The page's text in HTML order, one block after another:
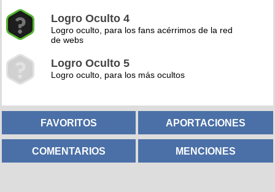
Logro Oculto 4
Logro oculto, para los fans acérrimos de la red
de webs
Logro Oculto 5
Logro oculto, para los más ocultos
FAVORITOS APORTACIONES
COMENTARIOS MENCIONES